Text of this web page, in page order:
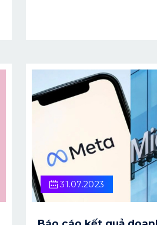
xét để bảo vệ những video
31.07.2023